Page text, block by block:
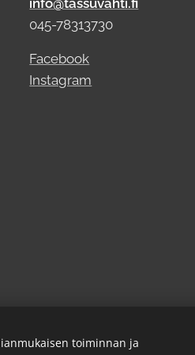
info@tassuvahti.fi
045-78313730
Facebook
Instagram
toiminnan ja